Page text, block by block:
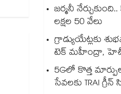
జర్మనీ
లక్షల 50 వేలు
గ్రాడ్యుయేట్లకు
టెక్ మహీంద్రా,
5Gలో కొత్త
సేవలకు TRAI గ్రీన్